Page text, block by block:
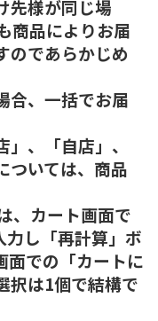
先様が同じ場
商品によりお届
のであらかじめ
合、一括でお届
、「自店」、
ついては、商品
、カート画面で
力し「再計算」ボ
面での「カートに
択は1個で結構で